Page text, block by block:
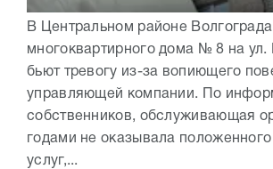
В Центральном районе
многоквартирного дома № 8 на ул.
бьют тревогу из-за вопиющего
управляющей компании. По
собственников, обслуживающая
годами не оказывала
услуг,...